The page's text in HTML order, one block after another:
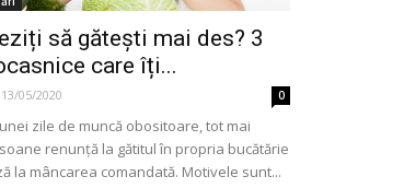
să gătești mai des? 3
care îți...
13/05/2020 0
zile de muncă obositoare, tot mai
renunță la gătitul în propria bucătărie
la mâncarea comandată. Motivele sunt...